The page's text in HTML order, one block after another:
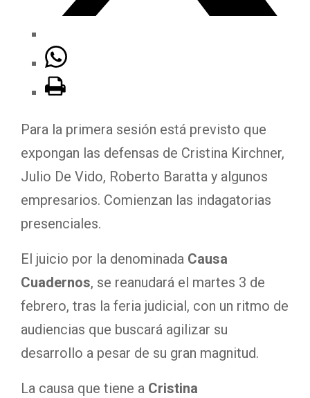
Para la primera sesión está previsto que
expongan las defensas de Cristina Kirchner,
Julio De Vido, Roberto Baratta y algunos
empresarios. Comienzan las indagatorias
presenciales.
El juicio por la denominada Causa
Cuadernos, se reanudará el martes 3 de
febrero, tras la feria judicial, con un ritmo de
audiencias que buscará agilizar su
desarrollo a pesar de su gran magnitud.
La causa que tiene a Cristina